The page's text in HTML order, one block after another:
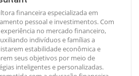
financeira especializada em
pessoal e investimentos. Com
no mercado financeiro,
indivíduos e famílias a
estabilidade econômica e
seus objetivos por meio de
inteligentes e personalizadas.